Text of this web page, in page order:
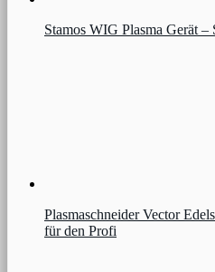
Stamos WIG Plasma Gerät
Plasmaschneider Vector
für den Profi